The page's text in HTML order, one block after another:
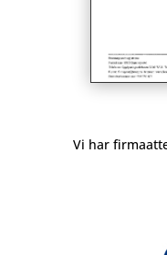
Vi har